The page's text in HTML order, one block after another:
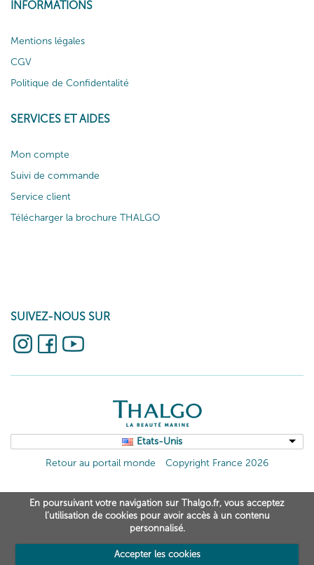
INFORMATIONS
Mentions légales
CGV
Politique de Confidentalité
SERVICES ET AIDES
Mon compte
Suivi de commande
Service client
Télécharger la brochure THALGO
SUIVEZ-NOUS SUR
Etats-Unis
Retour au portail monde
Copyright France 2026
En poursuivant votre navigation sur Thalgo.fr, vous acceptez
l’utilisation de cookies pour avoir accès à un contenu
personnalisé.
Accepter les cookies